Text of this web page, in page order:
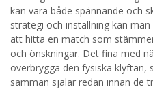
tillbaka godkännande när
kan vara både spännande och
strategi och inställning kan
att hitta en match som
och önskningar. Det fina med
överbrygga den fysiska klyftan,
samman själar redan innan de